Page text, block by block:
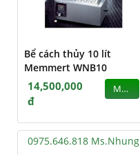
Bể cách thủy 10 lít
Memmert WNB10
14,500,000
đ
MUA
0975.646.818 Ms.Nhung